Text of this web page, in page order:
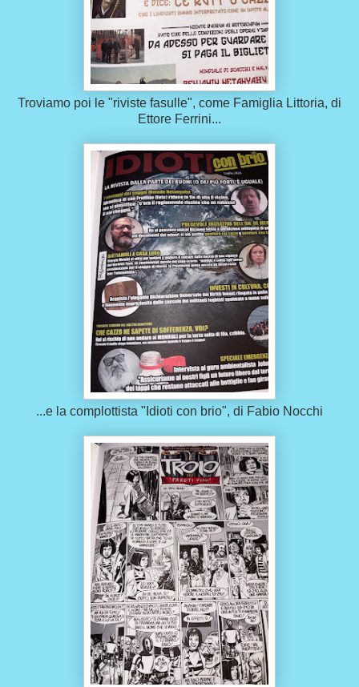
Troviamo poi le "riviste fasulle", come Famiglia Littoria, di
Ettore Ferrini...
...e la complottista "Idioti con brio", di Fabio Nocchi